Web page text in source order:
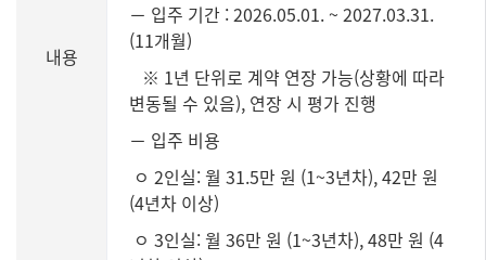
내용
－ 입주 기간 : 2026.05.01. ~ 2027.03.31.
(11개월)
※ 1년 단위로 계약 연장 가능(상황에 따라
변동될 수 있음), 연장 시 평가 진행
－ 입주 비용
ㅇ 2인실: 월 31.5만 원 (1~3년차), 42만 원
(4년차 이상)
ㅇ 3인실: 월 36만 원 (1~3년차), 48만 원 (4